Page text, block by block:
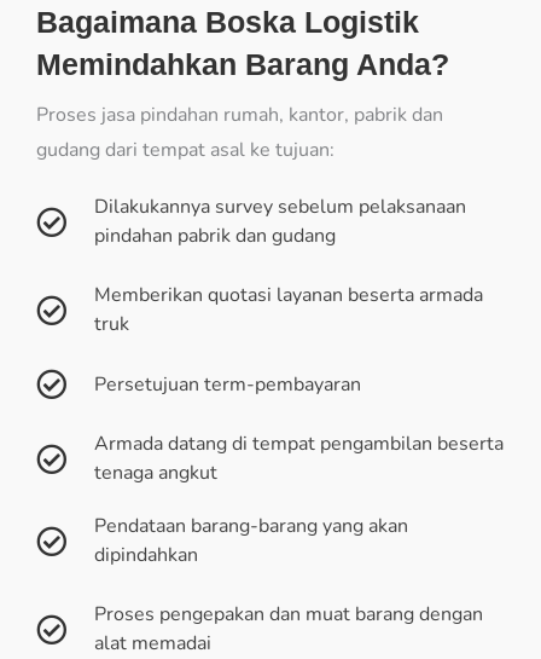
Bagaimana Boska Logistik
Memindahkan Barang Anda?
Proses jasa pindahan rumah, kantor, pabrik dan
gudang dari tempat asal ke tujuan:
Dilakukannya survey sebelum pelaksanaan
pindahan pabrik dan gudang
Memberikan quotasi layanan beserta armada
truk
Persetujuan term-pembayaran
Armada datang di tempat pengambilan beserta
tenaga angkut
Pendataan barang-barang yang akan
dipindahkan
Proses pengepakan dan muat barang dengan
alat memadai